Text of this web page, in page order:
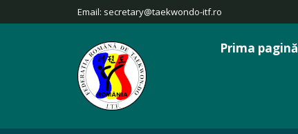
Email: secretary@taekwondo-itf.ro
Prima pagină